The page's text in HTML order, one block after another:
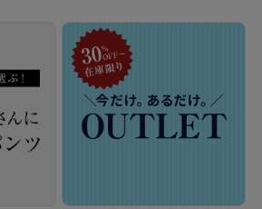
で、きれいめなジャケットはもちろんカ
も好相性。